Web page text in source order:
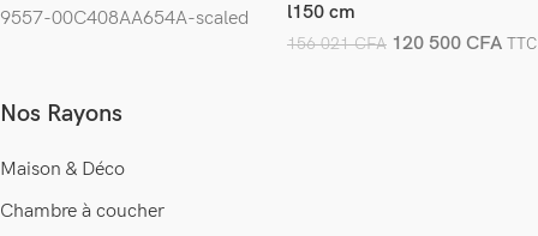
l150 cm
156 021CFA 120 500 CFA TTC
Nos Rayons
Maison & Déco
Chambre à coucher